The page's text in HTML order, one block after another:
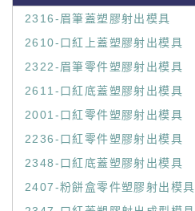
2316-眉筆蓋塑膠射出模具
2610-口紅上蓋塑膠射出模具
2322-眉筆零件塑膠射出模具
2611-口紅底蓋塑膠射出模具
2001-口紅零件塑膠射出模具
2236-口紅零件塑膠射出模具
2348-口紅底蓋塑膠射出模具
2407-粉餅盒零件塑膠射出模具